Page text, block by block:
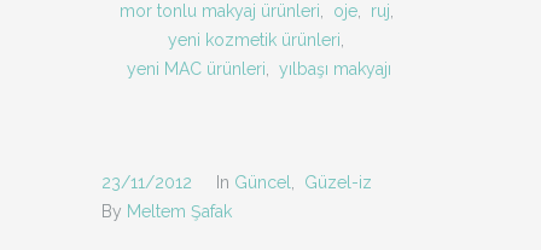
mor tonlu makyaj ürünleri
oje, ruj
yeni kozmetik ürünleri
yeni MAC ürünleri
yılbaşı makyajı
23/11/2012 In Güncel
Güzel-iz
By Meltem Şafak